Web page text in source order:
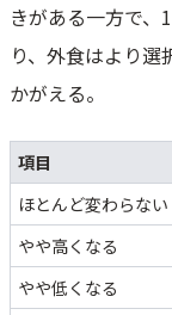
きがある一方で、
り、外食はより選
かがえる。
項目
ほとんど変わらない
やや高くなる
やや低くなる